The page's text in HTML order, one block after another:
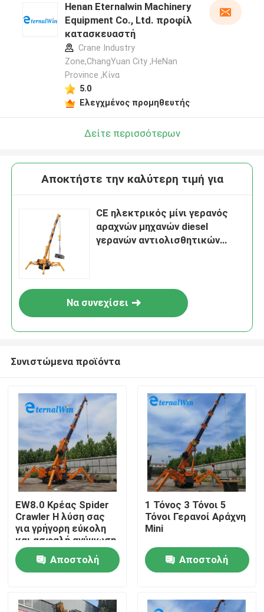
Σπίτι
Προϊόντα
Περίπου εμείς
Henan Eternalwin Machinery
Equipment Co., Ltd. προφίλ
κατασκευαστή
Crane Industry
Zone,ChangYuan City ,HeNan
Province ,Κίνα
5.0
Ελεγχμένος προμηθευτής
Δείτε περισσότερων
Αποκτήστε την καλύτερη τιμή για
CE ηλεκτρικός μίνι γερανός
αραχνών μηχανών diesel
γερανών αντιολισθητικών
Να συνεχίσει
Συνιστώμενα προϊόντα
EW8.0 Κρέας Spider
Crawler Η λύση σας
για γρήγορη εύκολη
και ασφαλή ανύψωση
Αποστολή
1 Τόνος 3 Τόνοι 5
Τόνοι Γερανοί Αράχνη
Mini
Αποστολή